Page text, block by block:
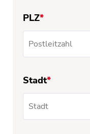
PLZ*
Stadt*